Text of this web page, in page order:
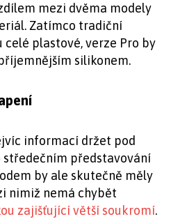
mezi dvěma modely
Zatímco tradiční
celé plastové, verze Pro by
silikonem.
informací držet pod
představování
by ale skutečně měly
nimiž nemá chybět
zajišťující větší soukromí.